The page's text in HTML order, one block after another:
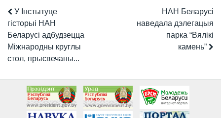
У Інстытуце
гісторыі НАН
Беларусі адбудзецца
Міжнародны круглы
стол, прысвечаны...
НАН Беларусі
наведала дэлегацыя
парка “Вялікі
камень”